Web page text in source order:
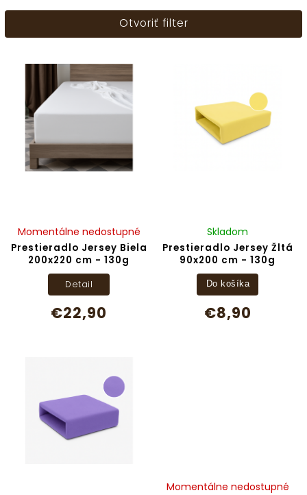
Najlacnejšie
Abecedne
Otvoriť filter
Prestieradlo Jersey Biela
200x220 cm - 130g
Momentálne nedostupné
€22,90
Detail
Prestieradlo Jersey Žltá
90x200 cm - 130g
Skladom
€8,90
Do košíka
Momentálne nedostupné